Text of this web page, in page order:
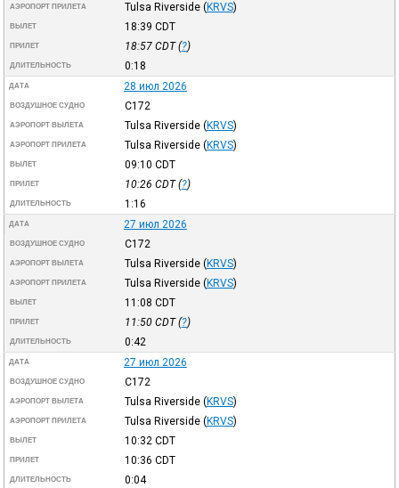
АЭРОПОРТ ПРИЛЕТА Tulsa Riverside (KRVS)
ВЫЛЕТ 18:39 CDT
ПРИЛЕТ 18:57 CDT(?)
ДЛИТЕЛЬНОСТЬ 0:18
ДАТА 28 июл 2026
ВОЗДУШНОЕ СУДНО C172
АЭРОПОРТ ВЫЛЕТА Tulsa Riverside (KRVS)
АЭРОПОРТ ПРИЛЕТА Tulsa Riverside (KRVS)
ВЫЛЕТ 09:10 CDT
ПРИЛЕТ 10:26 CDT(?)
ДЛИТЕЛЬНОСТЬ 1:16
ДАТА 27 июл 2026
ВОЗДУШНОЕ СУДНО C172
АЭРОПОРТ ВЫЛЕТА Tulsa Riverside (KRVS)
АЭРОПОРТ ПРИЛЕТА Tulsa Riverside (KRVS)
ВЫЛЕТ 11:08 CDT
ПРИЛЕТ 11:50 CDT(?)
ДЛИТЕЛЬНОСТЬ 0:42
ДАТА 27 июл 2026
ВОЗДУШНОЕ СУДНО C172
АЭРОПОРТ ВЫЛЕТА Tulsa Riverside (KRVS)
АЭРОПОРТ ПРИЛЕТА Tulsa Riverside (KRVS)
ВЫЛЕТ 10:32 CDT
ПРИЛЕТ 10:36 CDT
ДЛИТЕЛЬНОСТЬ 0:04